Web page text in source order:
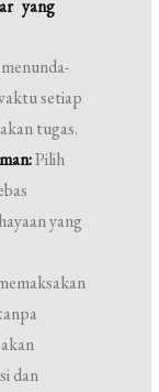
yang
setiap
tugas.
Pilih
yang
dan